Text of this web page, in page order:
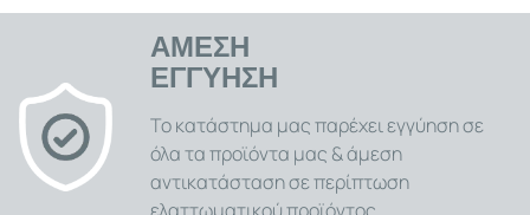
Περιλαμβάνονται οδηγίες χρήσης και δεν απαιτείται
ειδική εφαρμογή.ΑΜΕΣΗ
ΕΓΓΥΗΣΗ
Το κατάστημα μας παρέχει εγγύηση σε
όλα τα προϊόντα μας & άμεση
αντικατάσταση σε περίπτωση